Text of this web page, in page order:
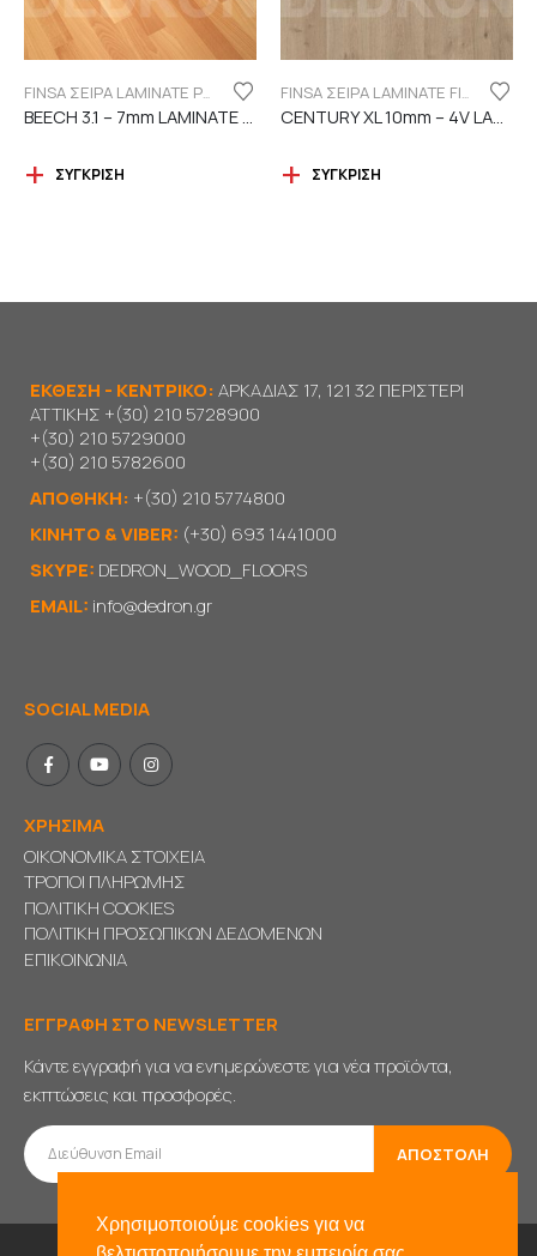
ΣΎΓΚΡΙΣΗ ΣΎΓΚΡΙΣΗ
ΕΚΘΕΣΗ - ΚΕΝΤΡΙΚΟ:ΑΡΚΑΔΙΑΣ 17, 121 32 ΠΕΡΙΣΤΕΡΙ
ΑΤΤΙΚΗΣ +(30) 210 5728900
+(30) 210 5729000
+(30) 210 5782600
ΑΠΟΘΗΚΗ: +(30) 210 5774800
KΙΝΗΤΟ & VIBER: (+30) 693 1441000
SKYPE: DEDRON_WOOD_FLOORS
EMAIL: info@dedron.gr
SOCIAL MEDIA
ΧΡΗΣΙΜΑ
ΟΙΚΟΝΟΜΙΚΑ ΣΤΟΙΧΕΙΑ
ΤΡΟΠΟΙ ΠΛΗΡΩΜΗΣ
ΠΟΛΙΤΙΚΗ COOKIES
ΠΟΛΙΤΙΚΗ ΠΡΟΣΩΠΙΚΩΝ ΔΕΔΟΜΕΝΩΝ
ΕΠΙΚΟΙΝΩΝΙΑ
ΕΓΓΡΑΦΗ ΣΤΟ NEWSLETTER
Κάντε εγγραφή για να ενημερώνεστε για νέα προϊόντα,
εκπτώσεις και προσφορές.
Χρησιμοποιούμε cookies για να